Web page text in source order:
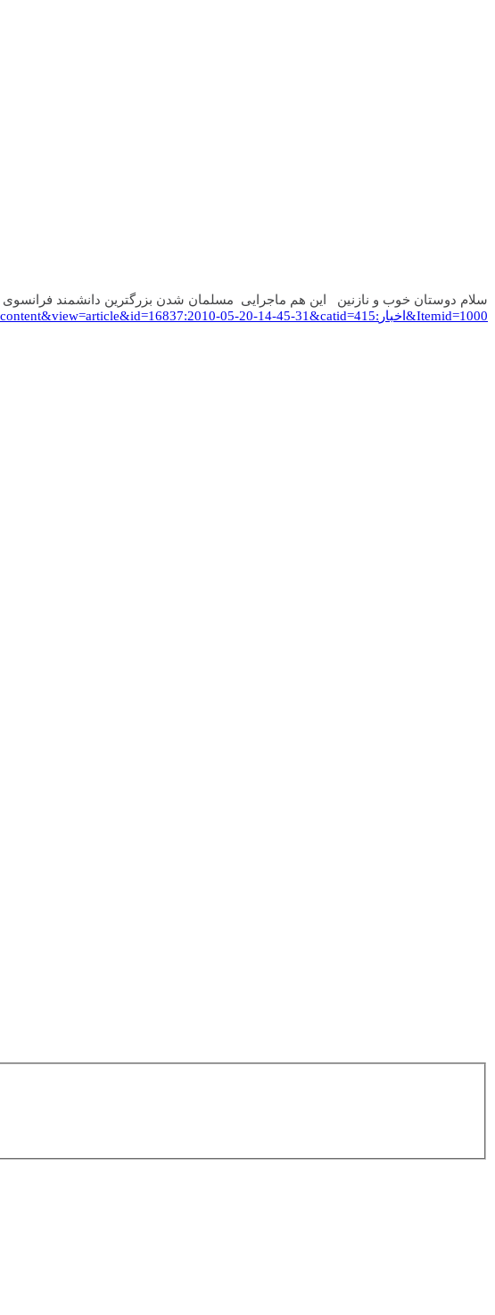
سلام دوستان خوب و نازنین این هم ماجرایی مسلمان شدن بزرگترین دانشمند
http://www.sibtayn.com/fa/index.php?option=com_content&view=article&id=16837:2010-05-20-14-45-31&catid=415:اخبار&Itemid=1000